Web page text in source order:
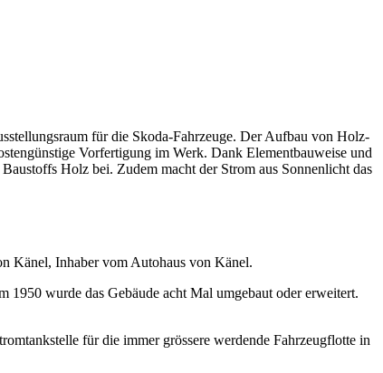
für die Skoda-Fahrzeuge. Der Aufbau von Holz-
Vorfertigung im Werk. Dank Elementbauweise und
Holz bei. Zudem macht der Strom aus Sonnenlicht das
Känel, Inhaber vom Autohaus von Känel.
1950 wurde das Gebäude acht Mal umgebaut oder erweitert.
für die immer grössere werdende Fahrzeugflotte in